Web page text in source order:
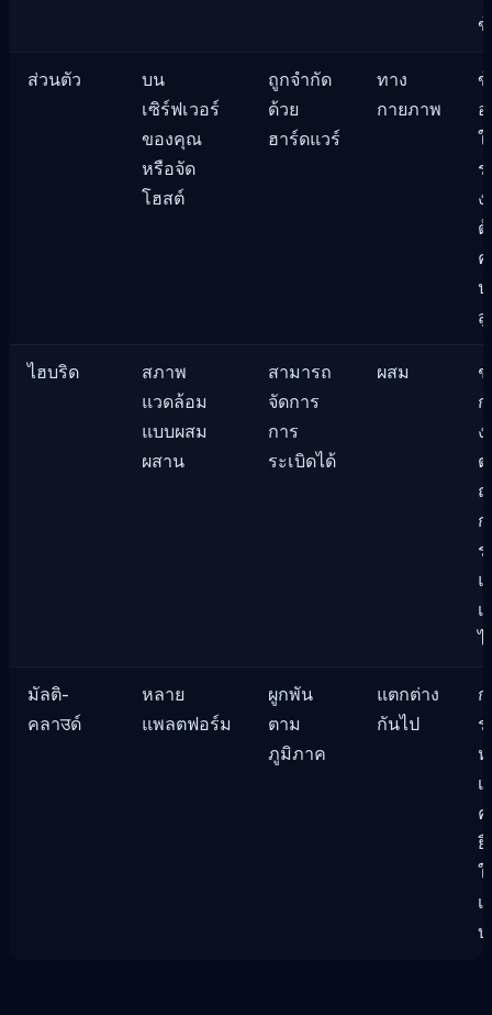
ส่วนตัว
บน
เซิร์ฟเวอร์
ของคุณ
หรือจัด
โฮสต์
ถูกจำกัด
ด้วย
ฮาร์ดแวร์
ทาง
กายภาพ
ร
สู
ไฮบริด
สภาพ
แวดล้อม
แบบผสม
ผสาน
สามารถ
จัดการ
การ
ระเบิดได้
ผสม
ไ
มัลติ-
คลาउด์
หลาย
แพลตฟอร์ม
ผูกพัน
ตาม
ภูมิภาค
แตกต่าง
กันไป
ห
เ
ใ
บ